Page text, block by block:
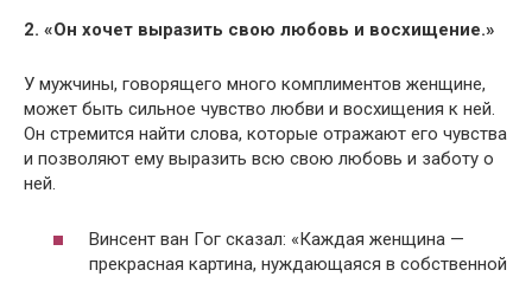
2. «Он хочет выразить свою любовь и восхищение.»
У мужчины, говорящего много комплиментов женщине,
может быть сильное чувство любви и восхищения к ней.
Он стремится найти слова, которые отражают его чувства
и позволяют ему выразить всю свою любовь и заботу о
ней.
Винсент ван Гог сказал: «Каждая женщина —
прекрасная картина, нуждающаяся в собственной